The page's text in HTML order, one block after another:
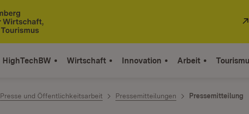
HighTechBW Wirtschaft Innovation Arbeit
Presse und Öffentlichkeitsarbeit Pressemitteilungen Pressemitteilung